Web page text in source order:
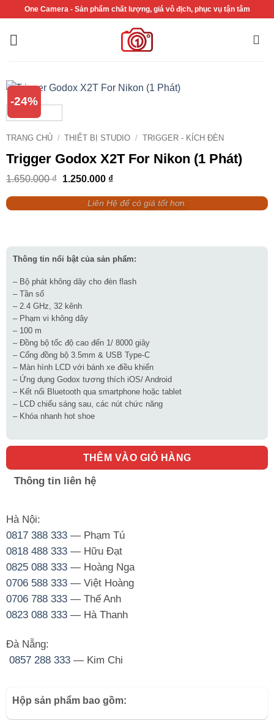
nội
One Camera - Sản phẩm chất lượng, giá vô địch, phục vụ tận tâm
-24%
TRANG CHỦ / THIẾT BỊ STUDIO / TRIGGER - KÍCH ĐÈN
Trigger Godox X2T For Nikon (1 Phát)
1.650.000₫
Giá
là:
1.650.000 ₫.
1.250.000 ₫Giá
tại
là:
Liên Hệ để có giá tốt hơn.
Thông tin nổi bật của sản phẩm:
– Bộ phát không dây cho đèn flash
– Tần số
– 2.4 GHz, 32 kênh
– Phạm vi không dây
– 100 m
– Đồng bộ tốc độ cao đến 1/ 8000 giây
– Cổng đồng bộ 3.5mm & USB Type-C
– Màn hình LCD với bánh xe điều khiển
– Ứng dụng Godox tương thích iOS/ Android
– Kết nối Bluetooth qua smartphone hoặc tablet
– LCD chiếu sáng sau, các nút chức năng
– Khóa nhanh hot shoe
THÊM VÀO GIỎ HÀNG
Thông tin liên hệ
Hà Nội:
0817 388 333— Phạm Tú
0818 488 333— Hữu Đạt
0825 088 333— Hoàng Nga
0706 588 333— Việt Hoàng
0706 788 333— Thế Anh
0823 088 333— Hà Thanh
Đà Nẵng:
0857 288 333— Kim Chi
Hộp sản phẩm bao gồm: